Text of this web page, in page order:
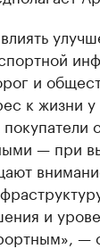
и
к жизни
— при
и
—